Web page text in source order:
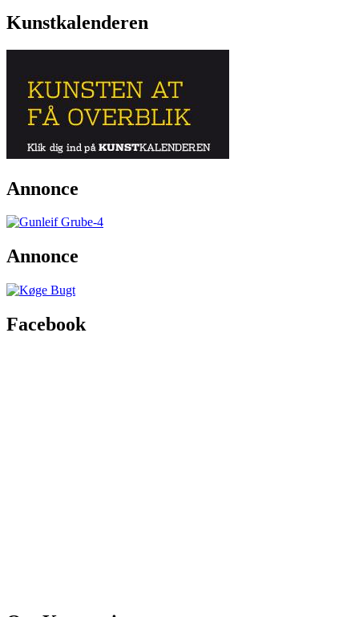
Kunstkalenderen
Annonce
Annonce
Facebook